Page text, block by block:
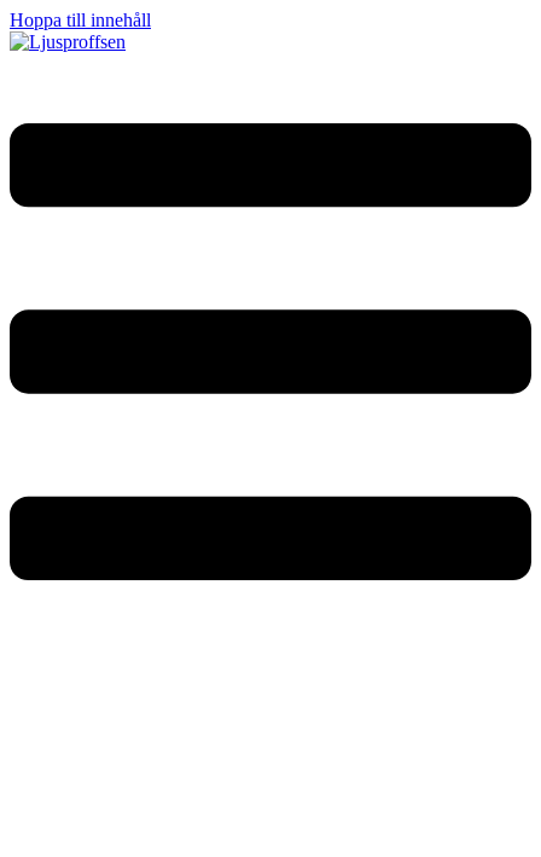
Hoppa till innehåll